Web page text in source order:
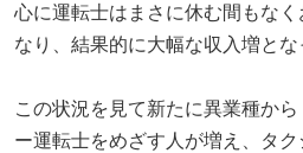
心に運転士はまさに休む間もな
なり、結果的に大幅な収入増とな
この状況を見て新たに異業種か
ー運転士をめざす人が増え、タ